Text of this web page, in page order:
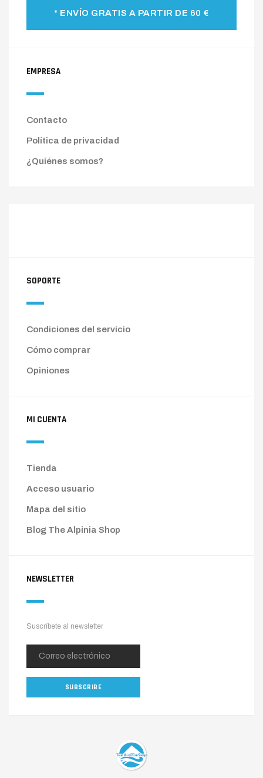
* ENVÍO GRATIS A PARTIR DE 60 €
EMPRESA
Contacto
Política de privacidad
¿Quiénes somos?
SOPORTE
Condiciones del servicio
Cómo comprar
Opiniones
MI CUENTA
Tienda
Acceso usuario
Mapa del sitio
Blog The Alpinia Shop
NEWSLETTER
Suscríbete al newsletter